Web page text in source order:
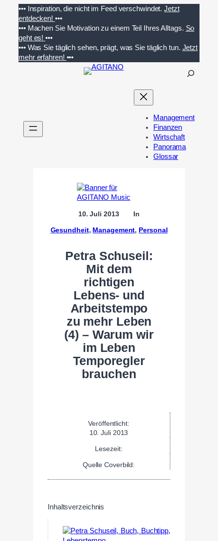
Inhalt
springen
••• Inspiration, die nicht im Feed verschwindet. Jetzt
entdecken! •••
••• Machen Sie Motivation zu einem Teil Ihres Alltags. So
geht es!•••
••• Was Sie täglich sehen, prägt, was Sie täglich tun. Jetzt
mehr erfahren! •••
n
Management
Finanzen
Wirtschaft
Panorama
Glossar
10. Juli 2013 In
Gesundheit, Management, Personal
Petra Schuseil:
Mit dem
richtigen
Lebens- und
Arbeitstempo
zu mehr Leben
(4) – Warum wir
im Leben
Temporegler
brauchen
Veröffentlicht:
10. Juli 2013
Lesezeit:
Quelle Coverbild:
Inhaltsverzeichnis